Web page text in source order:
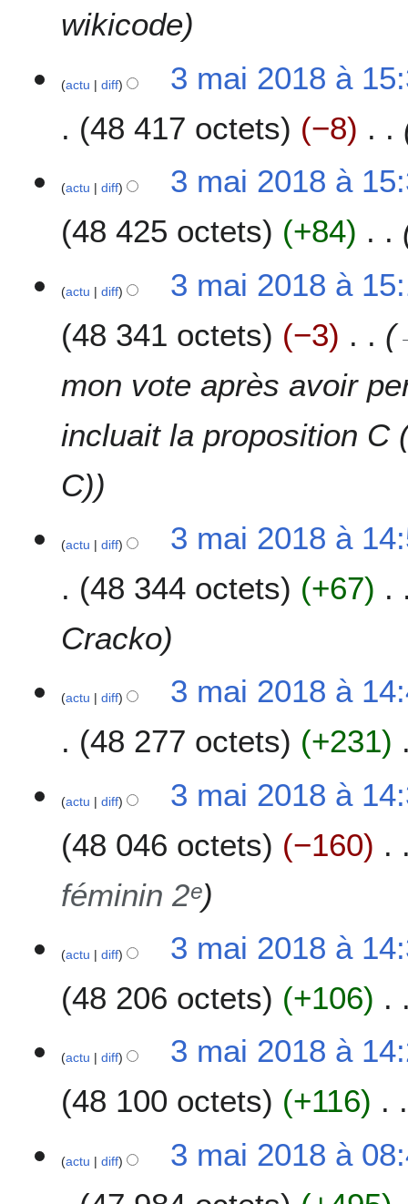
wikicode
actu diff
3 mai 2018 à
48 417 octets
−8
actu diff
3 mai 2018 à
48 425 octets
+84
actu diff
3 mai 2018 à
48 341 octets
−3
mon vote après avoir
incluait la proposition C
C)
actu diff
3 mai 2018 à
48 344 octets
+67
Cracko
actu diff
3 mai 2018 à
48 277 octets
+231
u
u
n
é
m
d
e
m
d
i
actu diff
3 mai 2018 à
48 046 octets
−160
féminin 2ᵉ
actu diff
3 mai 2018 à
48 206 octets
+106
actu diff
3 mai 2018 à
48 100 octets
+116
actu diff
3 mai 2018 à